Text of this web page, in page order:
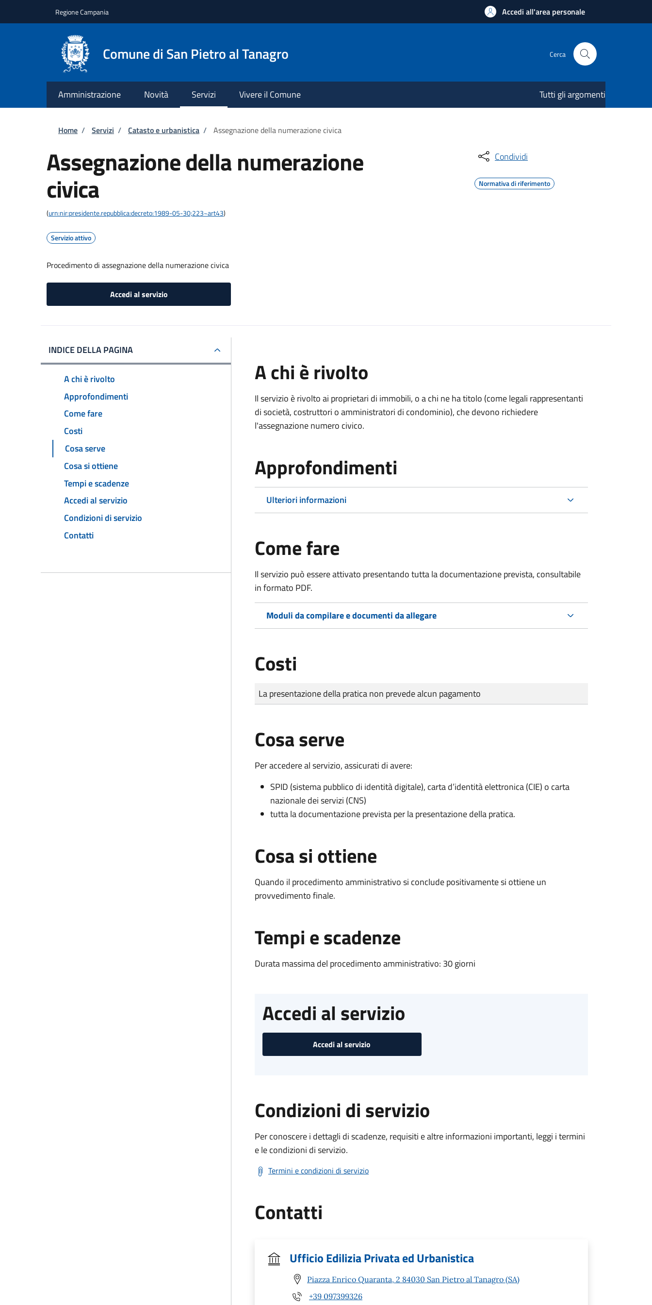
Regione Campania Accedi all'area personale
Comune di San Pietro al Tanagro Cerca
Amministrazione Novità Servizi Vivere il Comune Tutti gli argomenti
Briciole di pane
Home / Servizi / Catasto e urbanistica / Assegnazione della numerazione civica
Assegnazione della numerazione
civica
(urn:nir:presidente.repubblica:decreto:1989-05-30;223~art43)
Servizio attivo
Procedimento di assegnazione della numerazione civica
Accedi al servizio
Condividi
Normativa di riferimento
INDICE DELLA PAGINA
A chi è rivolto
Approfondimenti
Come fare
Costi
Cosa serve
Cosa si ottiene
Tempi e scadenze
Accedi al servizio
Condizioni di servizio
Contatti
A chi è rivolto
Il servizio è rivolto ai proprietari di immobili, o a chi ne ha titolo (come legali rappresentanti
di società, costruttori o amministratori di condominio), che devono richiedere
l'assegnazione numero civico.
Approfondimenti
Ulteriori informazioni
Come fare
Il servizio può essere attivato presentando tutta la documentazione prevista, consultabile
in formato PDF.
Moduli da compilare e documenti da allegare
Costi
Tipo di pagamento
Importo
La presentazione della pratica non prevede alcun pagamento
Cosa serve
Per accedere al servizio, assicurati di avere:
SPID (sistema pubblico di identità digitale), carta d’identità elettronica (CIE) o carta
nazionale dei servizi (CNS)
tutta la documentazione prevista per la presentazione della pratica.
Cosa si ottiene
Quando il procedimento amministrativo si conclude positivamente si ottiene un
provvedimento finale.
Tempi e scadenze
Durata massima del procedimento amministrativo: 30 giorni
Accedi al servizio
Accedi al servizio
Condizioni di servizio
Per conoscere i dettagli di scadenze, requisiti e altre informazioni importanti, leggi i termini
e le condizioni di servizio.
Termini e condizioni di servizio
Contatti
Ufficio Edilizia Privata ed Urbanistica
Piazza Enrico Quaranta, 2 84030 San Pietro al Tanagro (SA)
+39 097399326